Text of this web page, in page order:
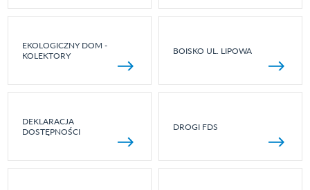
EKOLOGICZNY DOM -
KOLEKTORY
BOISKO UL. LIPOWA
DEKLARACJA
DOSTĘPNOŚCI
DROGI FDS